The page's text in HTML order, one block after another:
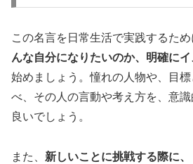
この名言を日常生活で実践するため
んな自分になりたいのか、明確に
始めましょう。憧れの人物や、目
べ、その人の言動や考え方を、意
良いでしょう。
また、 新しいことに挑戦する際に、